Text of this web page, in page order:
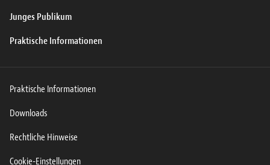
Junges Publikum
Praktische Informationen
Praktische Informationen
Downloads
Rechtliche Hinweise
Cookie-Einstellungen